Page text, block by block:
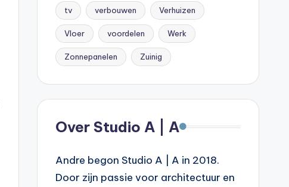
tv verbouwen Verhuizen
Vloer voordelen Werk
Zonnepanelen Zuinig
Over Studio A | A
Andre begon Studio A | A in 2018.
Door zijn passie voor architectuur en